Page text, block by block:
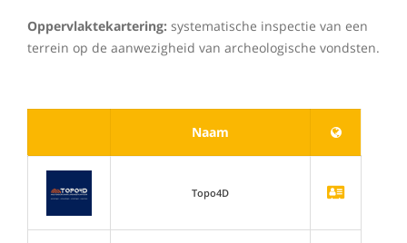
Oppervlaktekartering: systematische inspectie van een
terrein op de aanwezigheid van archeologische vondsten.
Naam
Topo4D